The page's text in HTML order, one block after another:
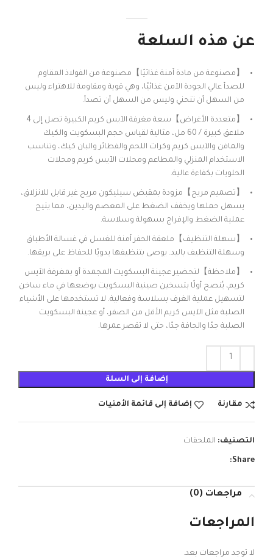
عن هذه السلعة
【مصنوعة من مادة آمنة غذائيًا】مصنوعة من الفولاذ المقاوم
للصدأ عالي الجودة الآمن غذائيًا، وهي قوية ومقاومة للاهتراء وليس
من السهل أن تنحني وليس من السهل أن تصدأ.
【متعددة الأغراض】سعة مغرفة الآيس كريم الكبيرة تصل إلى 4
ملاعق كبيرة / 60 مل، مثالية لقياس حجم البسكويت والكيك
والمافن والآيس كريم وكرات اللحم والفطائر والبان كيك، وتناسب
الاستخدام المنزلي والمطاعم ومحلات الآيس كريم ومحلات
الحلويات بكفاءة عالية.
【تصميم مريح】مزودة بمقبض سيليكون مريح غير قابل للانزلاق،
يسهل حملها ويخفف الضغط على المعصم واليدين، مما يتيح
عملية الضغط والإفراج بسهولة وسلاسة.
【سهلة التنظيف】ملعقة الحفر آمنة للغسل في غسالة الأطباق
وسهلة التنظيف باليد. يوصى بتنظيفها يدويًا للحفاظ على بريقها.
【ملاحظة】لتحضير عجينة البسكويت المجمدة أو بمغرفة الآيس
كريم، يُنصح أولًا بتسخين صينية البسكويت بوضعها في ماء ساخن
لتسهيل عملية الغرف بسلاسة وفعالية. لا تستخدمها على الأشياء
الصلبة مثل الآيس كريم الأقل من الصفر، أو عجينة البسكويت
الصلبة جدًا والجافة جدًا، حتى لا تقصر عمرها.
إضافة إلى السلة
مقارنة إضافة إلى قائمة الأمنيات
التصنيف: الملحقات
Share:
مراجعات (0)
المراجعات
لا توجد مراجعات بعد.